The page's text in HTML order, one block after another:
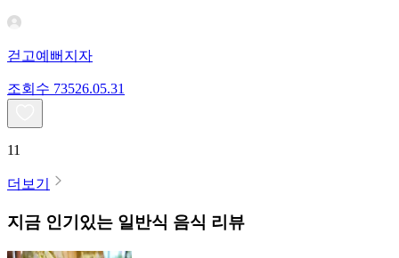
걷고예뻐지자
조회수 73526.05.31
11
더보기
지금 인기있는 일반식 음식 리뷰